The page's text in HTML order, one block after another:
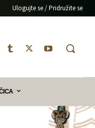
Ulogujte se / Pridružite se